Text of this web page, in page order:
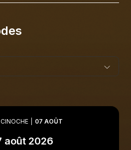
07 AOÛT
août 2026